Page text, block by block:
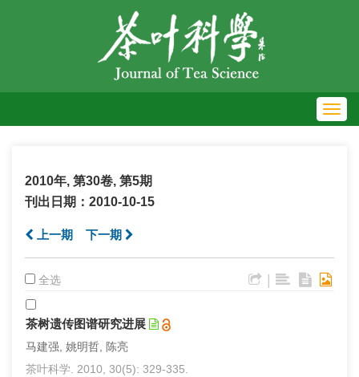
2010年, 第30卷, 第5期
刊出日期：2010-10-15
上一期 下一期
全选 |
茶树遗传图谱研究进展
马建强, 姚明哲, 陈亮
茶叶科学. 2010, 30(5): 329-335.